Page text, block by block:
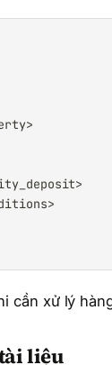
xử lý
liệu